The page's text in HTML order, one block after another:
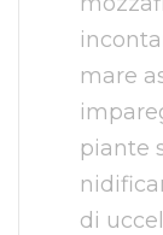
mare
piante
di